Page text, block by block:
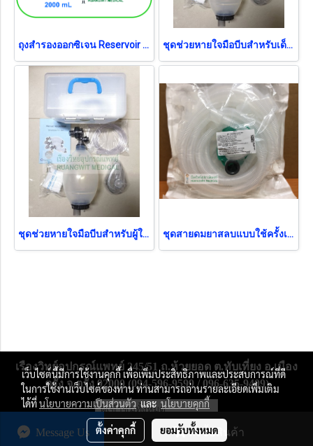
สั่งซื้อสินค้า
Message Us
ถุงสำรองออกซิเจน Reservoir Bag - Silicone 2000 mL (ต่อ Ambu) (AR0097) ชุดช่วยหายใจมือบีบสำหรับเด็ก Ambu Bag MF-LAB (ถุง PVC) - Pediatric เด็ก (SSI-02-RTMA) (exp 02-2028)
ชุดช่วยหายใจมือบีบสำหรับผู้ใหญ่ Ambu Bag MF-LAB Adult (ถุง PVC) (SSI-01-RTMA) ชุดสายดมยาสลบแบบใช้ครั้งเดียว Anesthesia Breathing Circuit MF-LAB เด็ก (B0580)
เรืองวิทย์อุปกรณ์แพทย์ 245/51 ถ.ห้วยยอด ต.ทับเที่ยง อ.เมือง
ตรัง จ.ตรัง 92000 (094-596-9599 / 096-635-9409)
ผู้เข้าชมวันนี้ 1
Powered by MakeWebEasy.com
เว็บไซต์นี้มีการใช้งานคุกกี้ เพื่อเพิ่มประสิทธิภาพและประสบการณ์ที่ดี
ในการใช้งานเว็บไซต์ของท่าน ท่านสามารถอ่านรายละเอียดเพิ่มเติม
ได้ที่นโยบายความเป็นส่วนตัวและนโยบายคุกกี้
ตั้งค่าคุกกี้ ยอมรับทั้งหมด